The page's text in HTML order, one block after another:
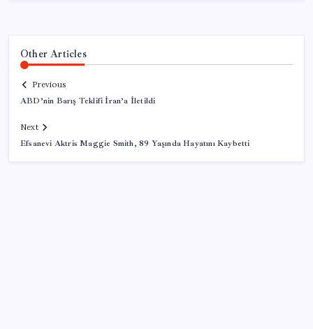
Other Articles
Previous
ABD’nin Barış Teklifi İran’a İletildi
Next
Efsanevi Aktris Maggie Smith, 89 Yaşında Hayatını Kaybetti